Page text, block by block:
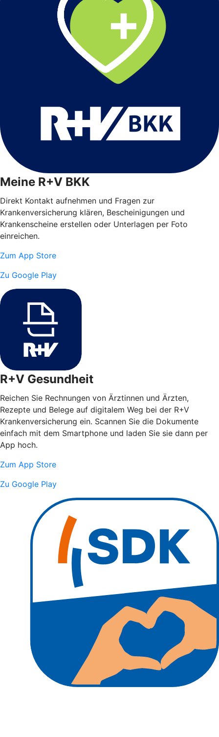
Meine R+V BKK
Direkt Kontakt aufnehmen und Fragen zur
Krankenversicherung klären, Bescheinigungen und
Krankenscheine erstellen oder Unterlagen per Foto
einreichen.
Zum App Store
Zu Google Play
R+V Gesundheit
Reichen Sie Rechnungen von Ärztinnen und Ärzten,
Rezepte und Belege auf digitalem Weg bei der R+V
Krankenversicherung ein. Scannen Sie die Dokumente
einfach mit dem Smartphone und laden Sie sie dann per
App hoch.
Zum App Store
Zu Google Play